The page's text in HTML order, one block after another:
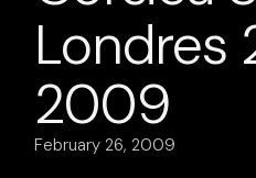
2009
February 26, 2009